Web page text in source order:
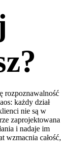
rozpoznawalność
każdy dział
nie są w
zaprojektowana
i nadaje im
wzmacnia całość,